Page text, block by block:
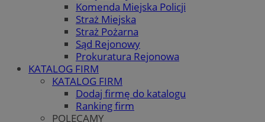
Komenda Miejska Policji
Straż Miejska
Straż Pożarna
Sąd Rejonowy
Prokuratura Rejonowa
KATALOG FIRM
KATALOG FIRM
Dodaj firmę do katalogu
Ranking firm
POLECAMY